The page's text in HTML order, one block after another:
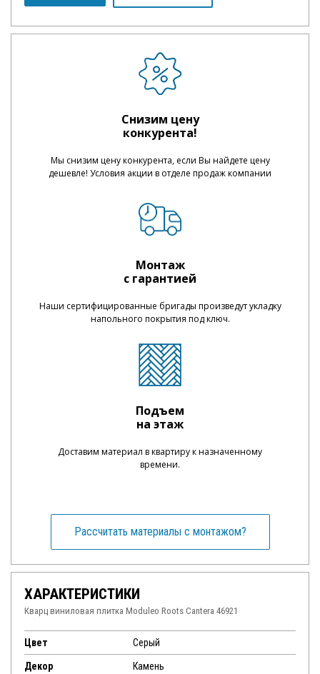
Снизим цену
конкурента!
Мы снизим цену конкурента, если Вы найдете цену
дешевле! Условия акции в отделе продаж компании
Монтаж
с гарантией
Наши сертифицированные бригады произведут укладку
напольного покрытия под ключ.
Подъем
на этаж
Доставим материал в квартиру к назначенному
времени.
Рассчитать материалы с монтажом?
ХАРАКТЕРИСТИКИ
Кварц виниловая плитка Moduleo Roots Cantera 46921
Цвет Серый
Декор Камень